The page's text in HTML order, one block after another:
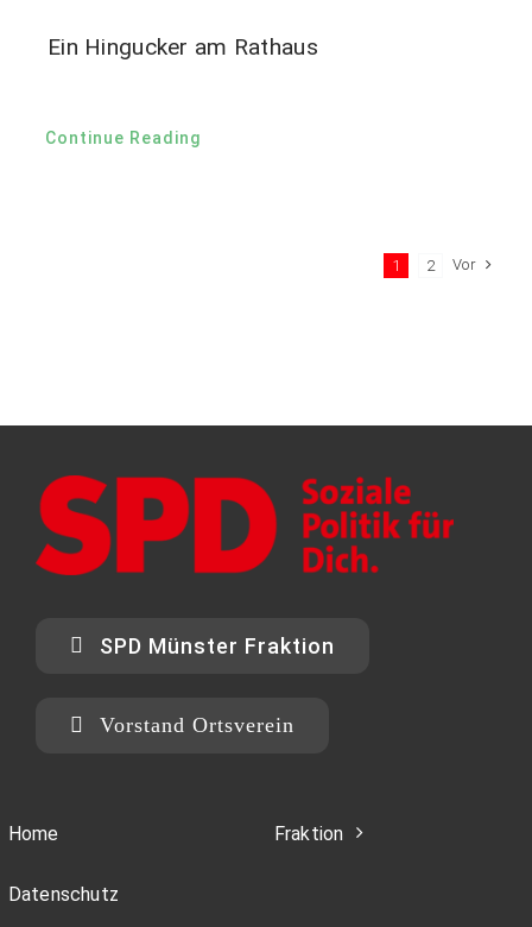
Ein Hingucker am Rathaus
Continue Reading
1 2 Vor
SPD Münster Fraktion
Vorstand Ortsverein
Home
Datenschutz
Fraktion